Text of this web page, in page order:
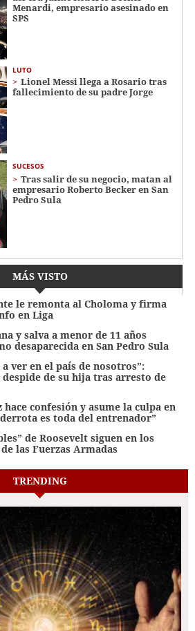
Menardi​​​, empresario asesinado en
SPS
LUTO
Lionel Messi llega a Rosario tras
fallecimiento de su padre Jorge
SUCESOS
Tras salir de su negocio, matan al
empresario Roberto Becker en San
Pedro Sula
MÁS VISTO
le remonta al Choloma y firma
en Liga
y salva a menor de 11 años
desaparecida en San Pedro Sula
a ver en el país de nosotros”:
de su hija tras arresto de
hace confesión y asume la culpa en
es toda del entrenador”
de Roosevelt siguen en los
las Fuerzas Armadas
TRENDING